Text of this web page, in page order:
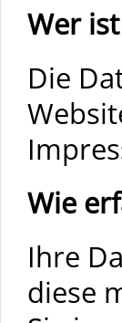
Wer
Die
Wie
Ihre
diese